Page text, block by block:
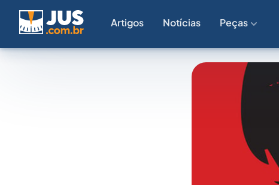
Artigos Notícias Peças